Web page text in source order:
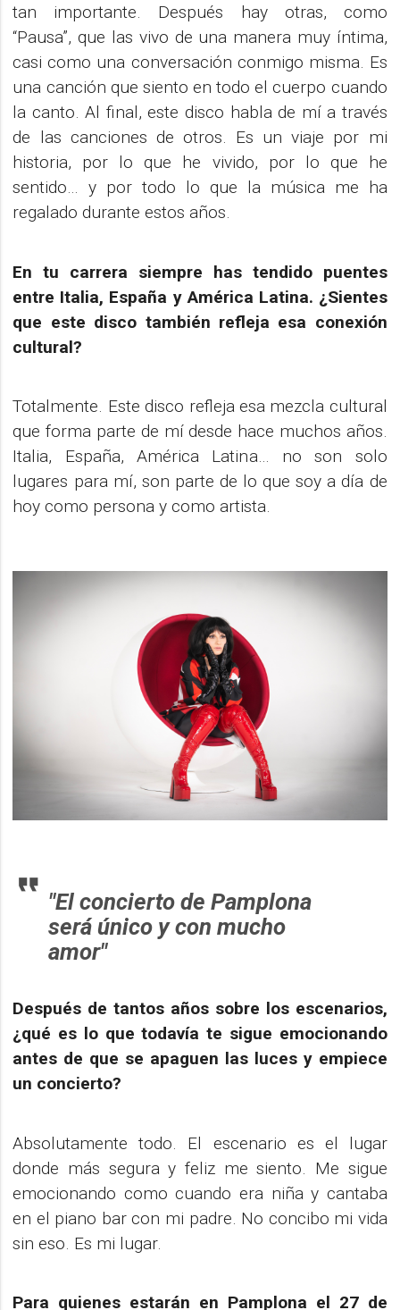
tan importante. Después hay otras, como
“Pausa”, que las vivo de una manera muy íntima,
casi como una conversación conmigo misma. Es
una canción que siento en todo el cuerpo cuando
la canto. Al final, este disco habla de mí a través
de las canciones de otros. Es un viaje por mi
historia, por lo que he vivido, por lo que he
sentido… y por todo lo que la música me ha
regalado durante estos años.
En tu carrera siempre has tendido puentes
entre Italia, España y América Latina. ¿Sientes
que este disco también refleja esa conexión
cultural?
Totalmente. Este disco refleja esa mezcla cultural
que forma parte de mí desde hace muchos años.
Italia, España, América Latina… no son solo
lugares para mí, son parte de lo que soy a día de
hoy como persona y como artista.
"El concierto de Pamplona
será único y con mucho
amor"
Después de tantos años sobre los escenarios,
¿qué es lo que todavía te sigue emocionando
antes de que se apaguen las luces y empiece
un concierto?
Absolutamente todo. El escenario es el lugar
donde más segura y feliz me siento. Me sigue
emocionando como cuando era niña y cantaba
en el piano bar con mi padre. No concibo mi vida
sin eso. Es mi lugar.
Para quienes estarán en Pamplona el 27 de